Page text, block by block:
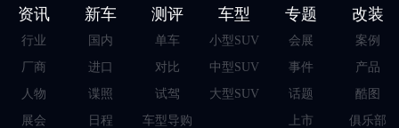
资讯
行业
厂商
人物
展会
新车
国内
进口
谍照
日程
测评
单车
对比
试驾
车型导购
车型
小型SUV
中型SUV
大型SUV
专题
会展
事件
话题
上市
改装
案例
产品
酷图
俱乐部